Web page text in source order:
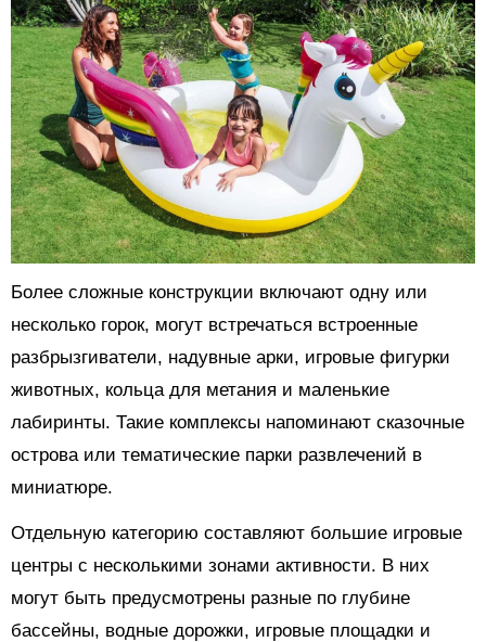
Более сложные конструкции включают одну или
несколько горок, могут встречаться встроенные
разбрызгиватели, надувные арки, игровые фигурки
животных, кольца для метания и маленькие
лабиринты. Такие комплексы напоминают сказочные
острова или тематические парки развлечений в
миниатюре.
Отдельную категорию составляют большие игровые
центры с несколькими зонами активности. В них
могут быть предусмотрены разные по глубине
бассейны, водные дорожки, игровые площадки и